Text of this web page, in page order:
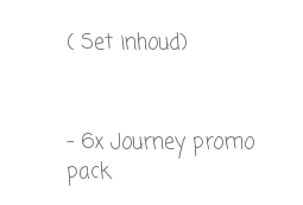
( Set inhoud)
- 6x Journey promo
pack